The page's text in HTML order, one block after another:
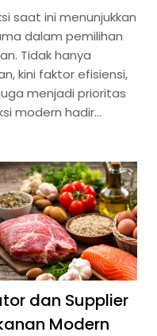
saat ini menunjukkan
dalam pemilihan
Tidak hanya
kini faktor efisiensi,
menjadi prioritas
modern hadir…
dan Supplier
Modern